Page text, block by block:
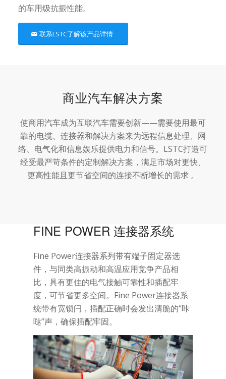
的车用级抗振性能。
联系LSTC了解该产品详情
商业汽车解决方案
使商用汽车成为互联汽车需要创新——需要使用最可
靠的电缆、连接器和解决方案来为远程信息处理、网
络、电气化和信息娱乐提供电力和信号。LSTC打造可
经受最严苛条件的定制解决方案，满足市场对更快、
更高性能且更节省空间的连接不断增长的需求 。
FINE POWER 连接器系统
Fine Power连接器系列带有端子固定器选
件，与同类高振动和高温应用竞争产品相
比，具有更佳的电气接触可靠性和插配牢
度，可节省更多空间。Fine Power连接器系
统带有宽锁闩，插配正确时会发出清脆的“咔
哒”声，确保插配牢固。